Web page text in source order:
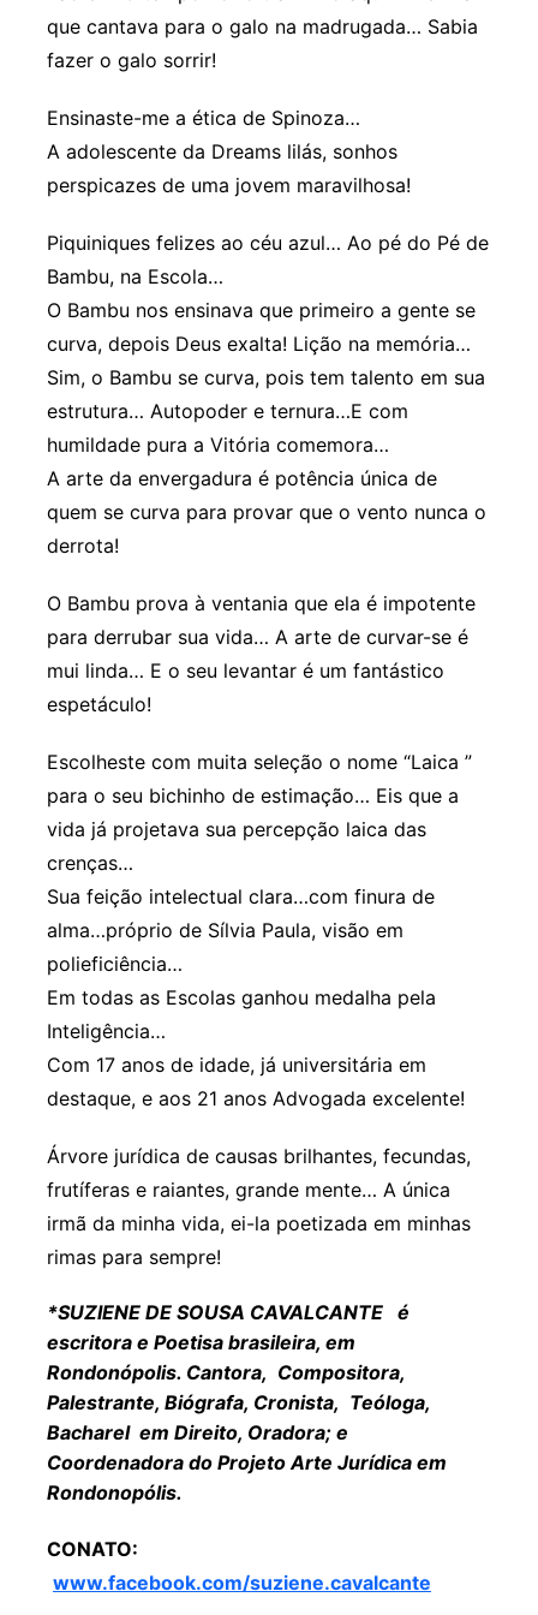
que cantava para o galo na madrugada… Sabia
fazer o galo sorrir!
Ensinaste-me a ética de Spinoza…
A adolescente da Dreams lilás, sonhos
perspicazes de uma jovem maravilhosa!
Piquiniques felizes ao céu azul… Ao pé do Pé de
Bambu, na Escola…
O Bambu nos ensinava que primeiro a gente se
curva, depois Deus exalta! Lição na memória…
Sim, o Bambu se curva, pois tem talento em sua
estrutura… Autopoder e ternura…E com
humildade pura a Vitória comemora…
A arte da envergadura é potência única de
quem se curva para provar que o vento nunca o
derrota!
O Bambu prova à ventania que ela é impotente
para derrubar sua vida… A arte de curvar-se é
mui linda… E o seu levantar é um fantástico
espetáculo!
Escolheste com muita seleção o nome “Laica ”
para o seu bichinho de estimação… Eis que a
vida já projetava sua percepção laica das
crenças…
Sua feição intelectual clara…com finura de
alma…próprio de Sílvia Paula, visão em
polieficiência…
Em todas as Escolas ganhou medalha pela
Inteligência…
Com 17 anos de idade, já universitária em
destaque, e aos 21 anos Advogada excelente!
Árvore jurídica de causas brilhantes, fecundas,
frutíferas e raiantes, grande mente… A única
irmã da minha vida, ei-la poetizada em minhas
rimas para sempre!
*SUZIENE DE SOUSA CAVALCANTE é
escritora e Poetisa brasileira, em
Rondonópolis. Cantora, Compositora,
Palestrante, Biógrafa, Cronista, Teóloga,
Bacharel em Direito, Oradora; e
Coordenadora do Projeto Arte Jurídica em
Rondonopólis.
CONATO:
www.facebook.com/suziene.cavalcante